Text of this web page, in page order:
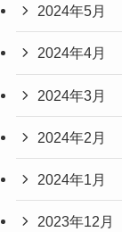
2024年5月
2024年4月
2024年3月
2024年2月
2024年1月
2023年12月